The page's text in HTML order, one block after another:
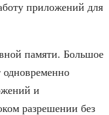
приложений для
памяти. Большое
одновременно
и
разрешении без